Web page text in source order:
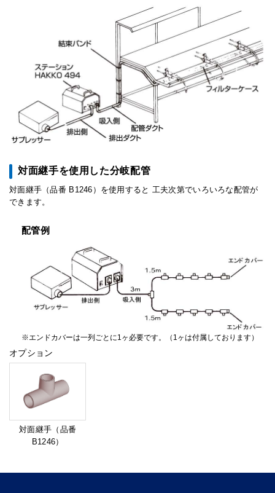
対面継手を使用した分岐配管
対面継手（品番 B1246）を使用すると 工夫次第でいろいろな配管が
できます。
配管例
エンドカバーは一列ごとに1ヶ必要です。（1ヶは付属しております）
オプション
対面継手（品番
B1246）